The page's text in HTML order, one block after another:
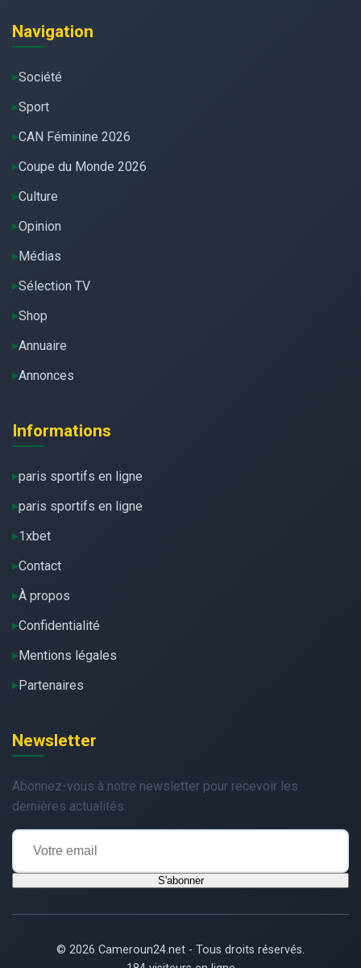
Navigation
Société
Sport
CAN Féminine 2026
Coupe du Monde 2026
Culture
Opinion
Médias
Sélection TV
Shop
Annuaire
Annonces
Informations
paris sportifs en ligne
paris sportifs en ligne
1xbet
Contact
À propos
Confidentialité
Mentions légales
Partenaires
Newsletter
Abonnez-vous à notre newsletter pour recevoir les
dernières actualités.
S'abonner
© 2026 Cameroun24.net - Tous droits réservés.